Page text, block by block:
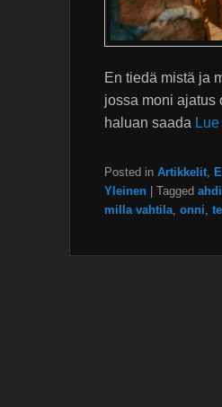
En tiedä mistä ja
jossa moni ajatus
haluan saada
Posted in Artikkelit
Yleinen
Tagged
milla vahtila onni